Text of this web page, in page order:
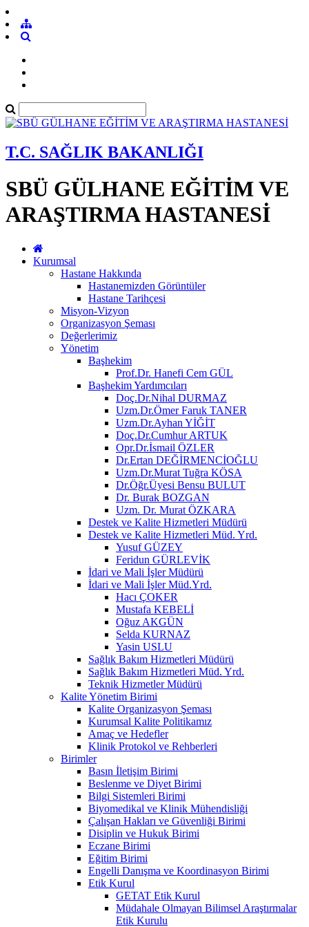
T.C. SAĞLIK BAKANLIĞI
SBÜ GÜLHANE EĞİTİM VE
ARAŞTIRMA HASTANESİ
Kurumsal
Hastane Hakkında
Hastanemizden Görüntüler
Hastane Tarihçesi
Misyon-Vizyon
Organizasyon Şeması
Değerlerimiz
Yönetim
Başhekim
Prof.Dr. Hanefi Cem GÜL
Başhekim Yardımcıları
Doç.Dr.Nihal DURMAZ
Uzm.Dr.Ömer Faruk TANER
Uzm.Dr.Ayhan YİĞİT
Doç.Dr.Cumhur ARTUK
Opr.Dr.İsmail ÖZLER
Dr.Ertan DEĞİRMENCİOĞLU
Uzm.Dr.Murat Tuğra KÖSA
Dr.Öğr.Üyesi Bensu BULUT
Dr. Burak BOZGAN
Uzm. Dr. Murat ÖZKARA
Destek ve Kalite Hizmetleri Müdürü
Destek ve Kalite Hizmetleri Müd. Yrd.
Yusuf GÜZEY
Feridun GÜRLEVİK
İdari ve Mali İşler Müdürü
İdari ve Mali İşler Müd.Yrd.
Hacı ÇOKER
Mustafa KEBELİ
Oğuz AKGÜN
Selda KURNAZ
Yasin USLU
Sağlık Bakım Hizmetleri Müdürü
Sağlık Bakım Hizmetleri Müd. Yrd.
Teknik Hizmetler Müdürü
Kalite Yönetim Birimi
Kalite Organizasyon Şeması
Kurumsal Kalite Politikamız
Amaç ve Hedefler
Klinik Protokol ve Rehberleri
Birimler
Basın İletişim Birimi
Beslenme ve Diyet Birimi
Bilgi Sistemleri Birimi
Biyomedikal ve Klinik Mühendisliği
Çalışan Hakları ve Güvenliği Birimi
Disiplin ve Hukuk Birimi
Eczane Birimi
Eğitim Birimi
Engelli Danışma ve Koordinasyon Birimi
Etik Kurul
GETAT Etik Kurul
Müdahale Olmayan Bilimsel Araştırmalar
Etik Kurulu